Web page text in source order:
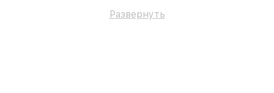
Развернуть